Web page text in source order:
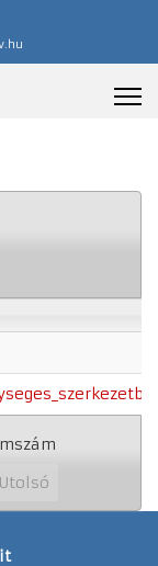
Utolsó